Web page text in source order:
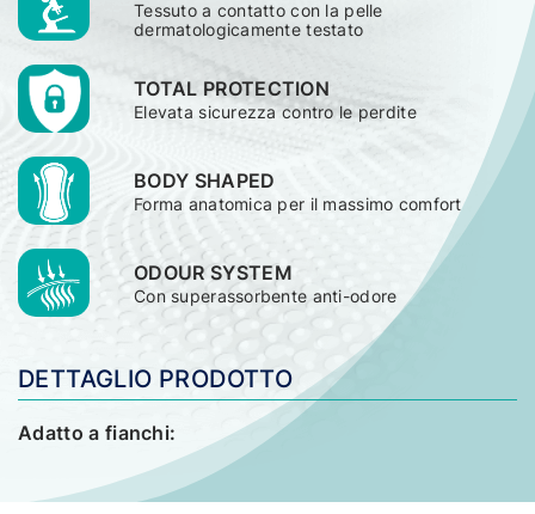
Tessuto a contatto con la pelle
dermatologicamente testato
TOTAL PROTECTION
Elevata sicurezza contro le perdite
BODY SHAPED
Forma anatomica per il massimo comfort
ODOUR SYSTEM
Con superassorbente anti-odore
DETTAGLIO PRODOTTO
Adatto a fianchi: